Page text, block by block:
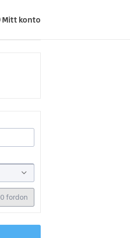
Mitt konto
0 fordon